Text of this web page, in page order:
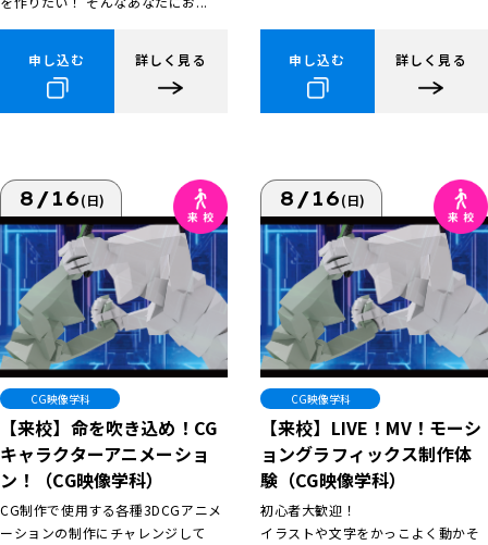
申し込む 詳しく見る 申し込む 詳しく見る
8/16(日)
CG映像学科
【来校】命を吹き込め！CG
キャラクターアニメーショ
ン！（CG映像学科）
CG制作で使用する各種3DCGアニメ
ーションの制作にチャレンジして
8/16(日)
CG映像学科
【来校】LIVE！MV！モーシ
ョングラフィックス制作体
験（CG映像学科）
初心者大歓迎！
イラストや文字をかっこよく動かそ